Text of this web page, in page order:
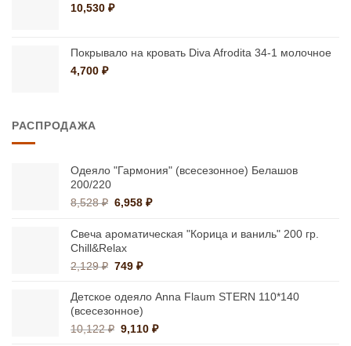
10,530 ₽
Покрывало на кровать Diva Afrodita 34-1 молочное
4,700 ₽
РАСПРОДАЖА
Одеяло "Гармония" (всесезонное) Белашов
200/220
8,528₽ Первоначальная
составляла
8,528 ₽.
6,958₽Текущая
6,958 ₽.
Свеча ароматическая "Корица и ваниль" 200 гр.
Chill&Relax
2,129₽ Первоначальная
составляла
2,129 ₽.
749₽Текущая
749 ₽.
Детское одеяло Anna Flaum STERN 110*140
(всесезонное)
10,122₽ Первоначальная
9,110₽Текущая